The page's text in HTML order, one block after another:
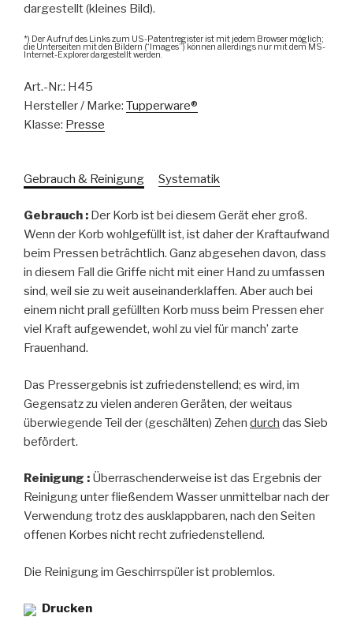
dargestellt (kleines Bild).
*) Der Aufruf des Links zum US-Patentregister ist mit jedem Browser möglich;
die Unterseiten mit den Bildern (“Images”) können allerdings nur mit dem MS-
Internet-Explorer dargestellt werden.
Art.-Nr.: H45
Hersteller / Marke: Tupperware®
Klasse: Presse
Gebrauch & Reinigung Systematik
Gebrauch : Der Korb ist bei diesem Gerät eher groß.
Wenn der Korb wohlgefüllt ist, ist daher der Kraftaufwand
beim Pressen beträchtlich. Ganz abgesehen davon, dass
in diesem Fall die Griffe nicht mit einer Hand zu umfassen
sind, weil sie zu weit auseinanderklaffen. Aber auch bei
einem nicht prall gefüllten Korb muss beim Pressen eher
viel Kraft aufgewendet, wohl zu viel für manch’ zarte
Frauenhand.
Das Pressergebnis ist zufriedenstellend; es wird, im
Gegensatz zu vielen anderen Geräten, der weitaus
überwiegende Teil der (geschälten) Zehen durch das Sieb
befördert.
Reinigung : Überraschenderweise ist das Ergebnis der
Reinigung unter fließendem Wasser unmittelbar nach der
Verwendung trotz des ausklappbaren, nach den Seiten
offenen Korbes nicht recht zufriedenstellend.
Die Reinigung im Geschirrspüler ist problemlos.
Drucken